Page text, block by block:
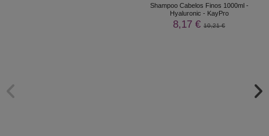
Shampoo Cabelos Finos 1000ml -
Hyaluronic - KayPro
8,17 € 10,21 €